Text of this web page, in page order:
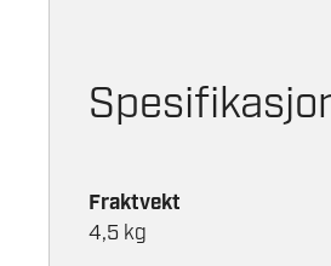
Fraktvekt
4,5 kg